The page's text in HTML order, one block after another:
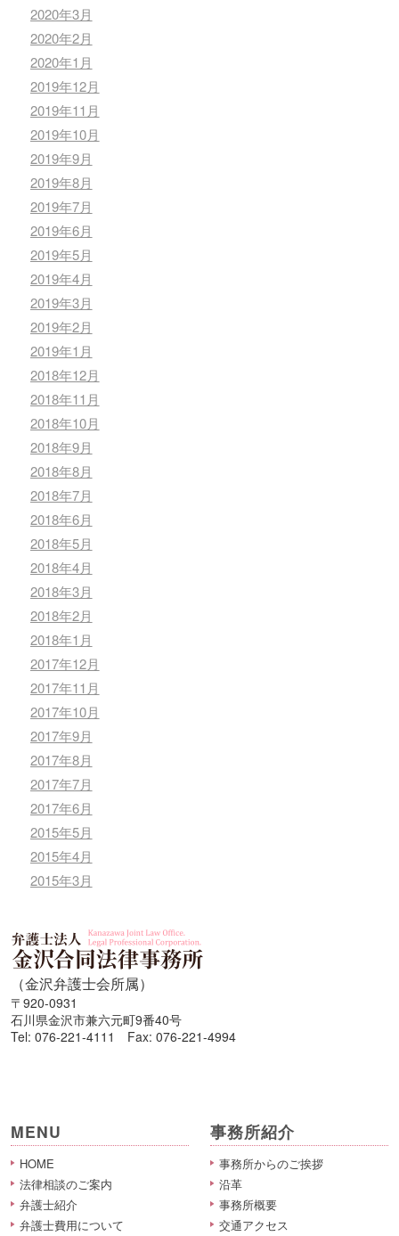
2020年3月
2020年2月
2020年1月
2019年12月
2019年11月
2019年10月
2019年9月
2019年8月
2019年7月
2019年6月
2019年5月
2019年4月
2019年3月
2019年2月
2019年1月
2018年12月
2018年11月
2018年10月
2018年9月
2018年8月
2018年7月
2018年6月
2018年5月
2018年4月
2018年3月
2018年2月
2018年1月
2017年12月
2017年11月
2017年10月
2017年9月
2017年8月
2017年7月
2017年6月
2015年5月
2015年4月
2015年3月
（金沢弁護士会所属）
〒920-0931
石川県金沢市兼六元町9番40号
Tel: 076-221-4111 Fax: 076-221-4994
MENU
HOME
法律相談のご案内
弁護士紹介
弁護士費用について
事務所紹介
事務所からのご挨拶
沿革
事務所概要
交通アクセス